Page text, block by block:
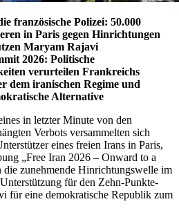
französische Polizei: 50.000
in Paris gegen Hinrichtungen
Maryam Rajavi
2026: Politische
verurteilen Frankreichs
dem iranischen Regime und
Alternative
in letzter Minute von den
Verbots versammelten sich
eines freien Irans in Paris,
„Free Iran 2026 – Onward to a
die zunehmende Hinrichtungswelle im
für den Zehn-Punkte-
für eine demokratische Republik zum